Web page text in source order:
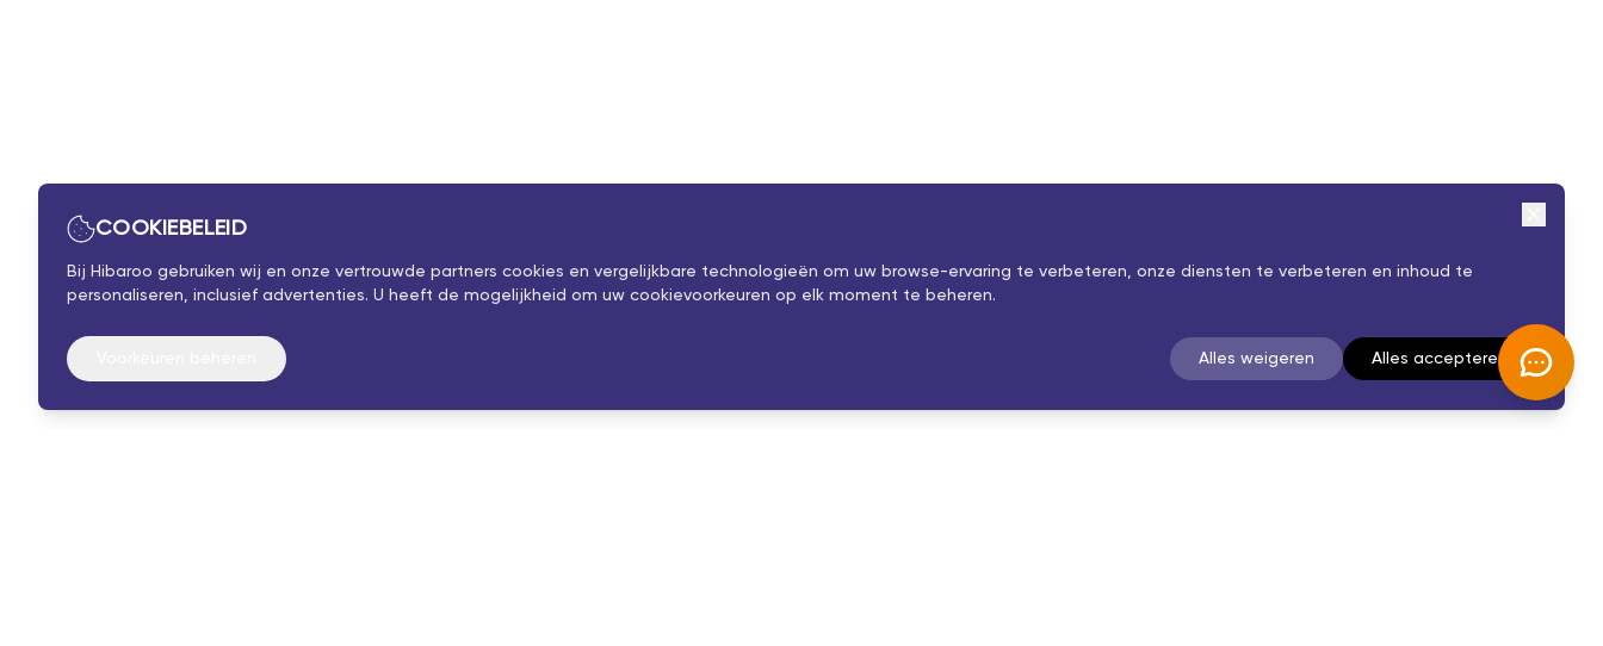
COOKIEBELEID
Bij Hibaroo gebruiken wij en onze vertrouwde partners cookies en vergelijkbare technologieën om uw browse-ervaring te verbeteren, onze diensten te verbeteren en inhoud te
personaliseren, inclusief advertenties. U heeft de mogelijkheid om uw cookievoorkeuren op elk moment te beheren.
Alles weigeren Alles accepteren